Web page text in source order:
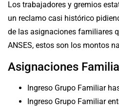
Los trabajadores y gremios
un reclamo casi histórico
de las asignaciones familiares
ANSES, estos son los montos
Asignaciones
Ingreso Grupo Familiar
Ingreso Grupo Familiar